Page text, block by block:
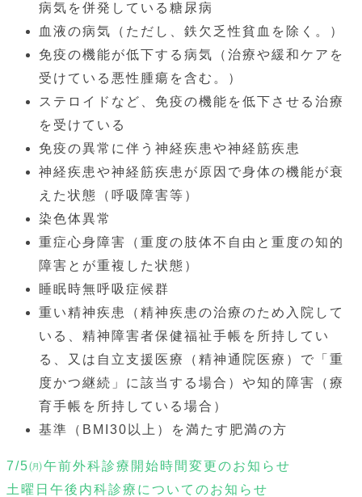
病気を併発している糖尿病
血液の病気（ただし、鉄欠乏性貧血を除く。）
免疫の機能が低下する病気（治療や緩和ケアを
受けている悪性腫瘍を含む。）
ステロイドなど、免疫の機能を低下させる治療
を受けている
免疫の異常に伴う神経疾患や神経筋疾患
神経疾患や神経筋疾患が原因で身体の機能が衰
えた状態（呼吸障害等）
染色体異常
重症心身障害（重度の肢体不自由と重度の知的
障害とが重複した状態）
睡眠時無呼吸症候群
重い精神疾患（精神疾患の治療のため入院して
いる、精神障害者保健福祉手帳を所持してい
る、又は自立支援医療（精神通院医療）で「重
度かつ継続」に該当する場合）や知的障害（療
育手帳を所持している場合）
基準（BMI30以上）を満たす肥満の方
7/5㈪午前外科診療開始時間変更のお知らせ
土曜日午後内科診療についてのお知らせ